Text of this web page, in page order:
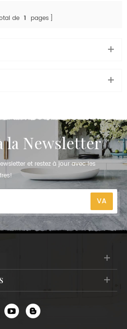
de 1 pages
la Newsletter
et restez à jour avec les